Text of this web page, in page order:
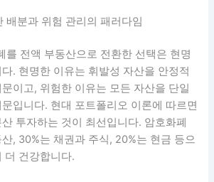
배분과 위험 관리의 패러다임
를 전액 부동산으로 전환한 선택은 현명
. 현명한 이유는 휘발성 자산을 안정적
이고, 위험한 이유는 모든 자산을 단일
입니다. 현대 포트폴리오 이론에 따르면
투자하는 것이 최선입니다. 암호화폐
, 30%는 채권과 주식, 20%는 현금 등으
더 건강합니다.